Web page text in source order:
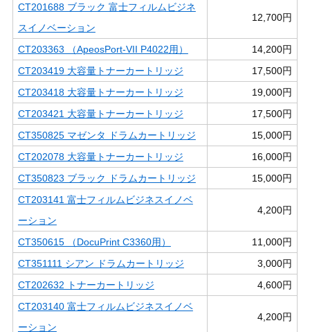
CT201688 ブラック 富士フィルムビジネ
スイノベーション
12,700円
CT203363 （ApeosPort-VII P4022用）
14,200円
CT203419 大容量トナーカートリッジ
17,500円
CT203418 大容量トナーカートリッジ
19,000円
CT203421 大容量トナーカートリッジ
17,500円
CT350825 マゼンタ ドラムカートリッジ
15,000円
CT202078 大容量トナーカートリッジ
16,000円
CT350823 ブラック ドラムカートリッジ
15,000円
CT203141 富士フィルムビジネスイノベ
ーション
4,200円
CT350615 （DocuPrint C3360用）
11,000円
CT351111 シアン ドラムカートリッジ
3,000円
CT202632 トナーカートリッジ
4,600円
CT203140 富士フィルムビジネスイノベ
ーション
4,200円